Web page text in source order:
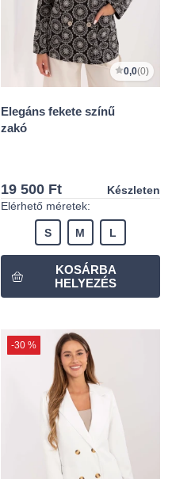
0,0(0)
Elegáns fekete színű
zakó
19 500 Ft
Készleten
Elérhető méretek:
S M L
-30 %